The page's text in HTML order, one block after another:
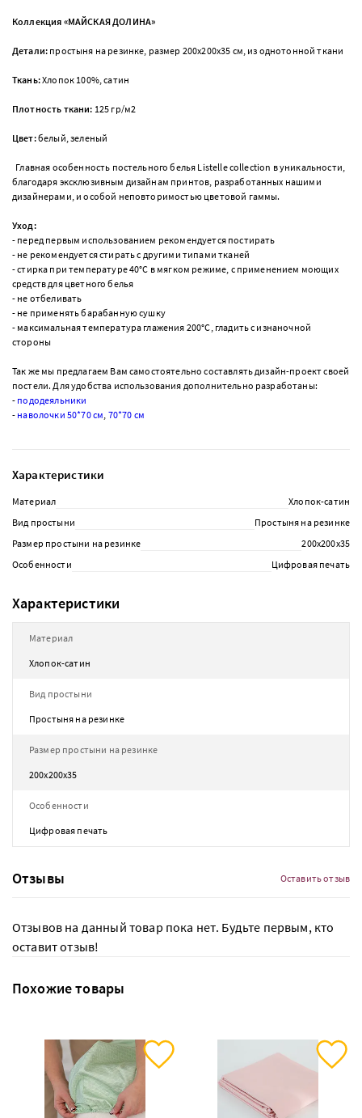
Коллекция «МАЙСКАЯ ДОЛИНА»
Детали: простыня на резинке, размер 200х200х35 см, из однотонной ткани
Ткань:Хлопок 100%, сатин
Плотность ткани: 125 гр/м2
Цвет:белый, зеленый
Главная особенность постельного белья Listelle collection в уникальности,
благодаря эксклюзивным дизайнам принтов, разработанных нашими
дизайнерами, и особой неповторимостью цветовой гаммы.
Уход:
- перед первым использованием рекомендуется постирать
- не рекомендуется стирать с другими типами тканей
- стирка при температуре 40°С в мягком режиме, с применением моющих
средств для цветного белья
- не отбеливать
- не применять барабанную сушку
- максимальная температура глажения 200°С, гладить с изнаночной
стороны
Так же мы предлагаем Вам самостоятельно составлять дизайн-проект своей
постели. Для удобства использования дополнительно разработаны:
- пододеяльники
- наволочки 50*70 см, 70*70 см
Характеристики
Материал
Хлопок-сатин
Вид простыни
Простыня на резинке
Размер простыни на резинке
200х200х35
Особенности
Цифровая печать
Характеристики
Материал
Хлопок-сатин
Вид простыни
Простыня на резинке
Размер простыни на резинке
200х200х35
Особенности
Цифровая печать
Отзывы Оставить отзыв
Отзывов на данный товар пока нет. Будьте первым, кто
оставит отзыв!
Похожие товары